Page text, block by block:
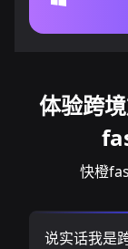
体验跨
快橙
说实话我是